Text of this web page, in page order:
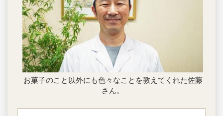
お菓子のこと以外にも色々なことを教えてくれた佐藤
さん。